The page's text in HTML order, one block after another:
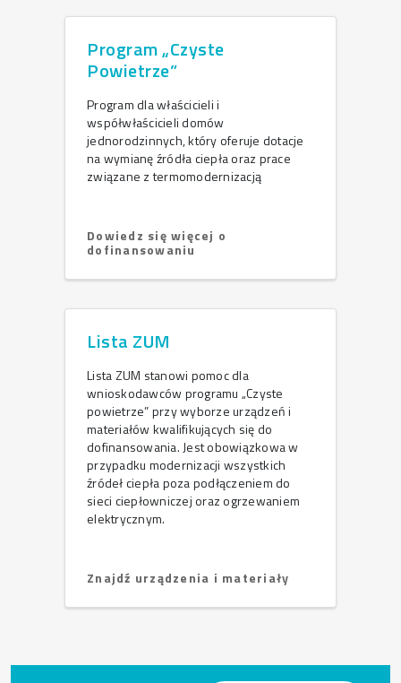
Program „Czyste
Powietrze”
Program dla właścicieli i
współwłaścicieli domów
jednorodzinnych, który oferuje dotacje
na wymianę źródła ciepła oraz prace
związane z termomodernizacją
Dowiedz się więcej o
dofinansowaniu
Lista ZUM
Lista ZUM stanowi pomoc dla
wnioskodawców programu „Czyste
powietrze” przy wyborze urządzeń i
materiałów kwalifikujących się do
dofinansowania. Jest obowiązkowa w
przypadku modernizacji wszystkich
źródeł ciepła poza podłączeniem do
sieci ciepłowniczej oraz ogrzewaniem
elektrycznym.
Znajdź urządzenia i materiały